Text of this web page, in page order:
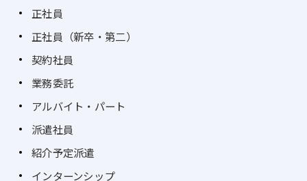
正社員
正社員（新卒・第二）
契約社員
業務委託
アルバイト・パート
派遣社員
紹介予定派遣
インターンシップ